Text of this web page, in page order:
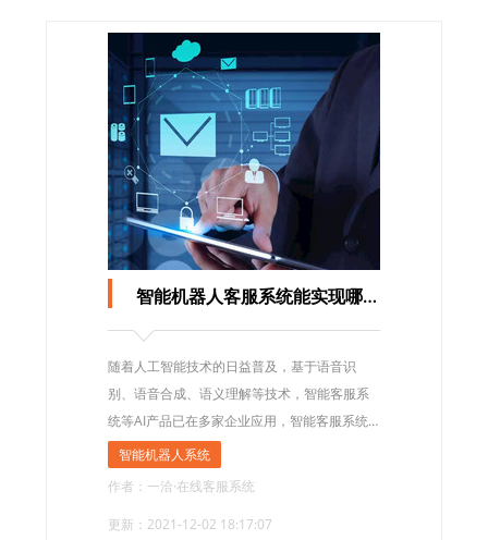
智能机器人客服系统能实现哪些功能?
随着人工智能技术的日益普及，基于语音识
别、语音合成、语义理解等技术，智能客服系
统等AI产品已在多家企业应用，智能客服系统
可以实现业务咨询与处理、导航、机器人、智
智能支持的客户服务降低成本并提高效率是许
智能机器人系统
作者：一洽·在线客服系统
更新：2021-12-02 18:17:07